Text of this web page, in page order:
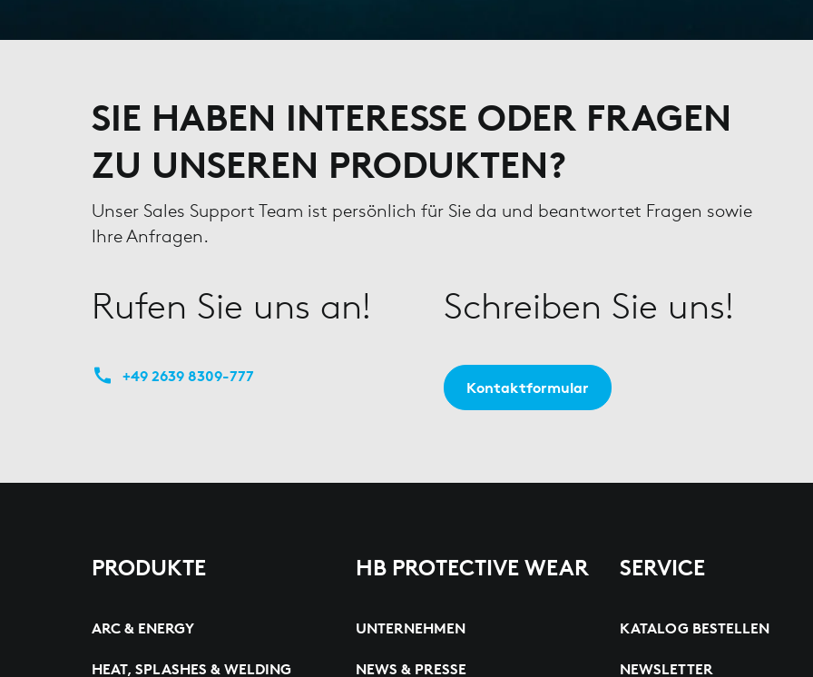
SIE HABEN INTERESSE ODER FRAGEN
ZU UNSEREN PRODUKTEN?
Unser Sales Support Team ist persönlich für Sie da und beantwortet Fragen sowie
Ihre Anfragen.
Rufen Sie uns an!
+49 2639 8309-777
Schreiben Sie uns!
Kontaktformular
PRODUKTE
ARC & ENERGY
HEAT, SPLASHES & WELDING
HB PROTECTIVE WEAR
UNTERNEHMEN
NEWS & PRESSE
SERVICE
KATALOG BESTELLEN
NEWSLETTER